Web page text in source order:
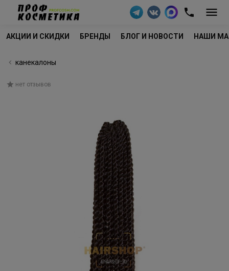
АКЦИИ И СКИДКИ БРЕНДЫ БЛОГ И НОВОСТИ НАШИ
канекалоны
нет отзывов